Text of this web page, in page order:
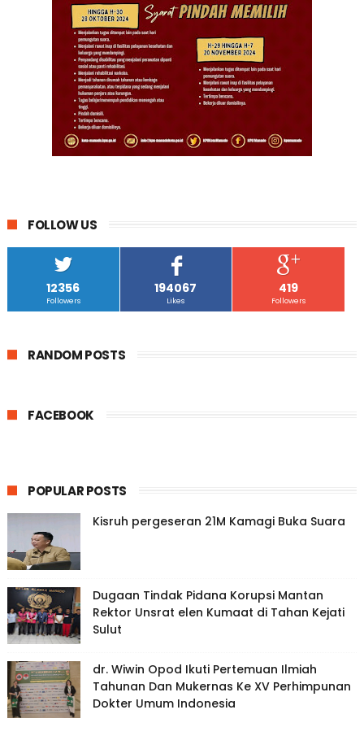
FOLLOW US
12356
Followers
194067
Likes
419
Followers
RANDOM POSTS
FACEBOOK
POPULAR POSTS
Kisruh pergeseran 21M Kamagi Buka Suara
Dugaan Tindak Pidana Korupsi Mantan
Rektor Unsrat elen Kumaat di Tahan Kejati
Sulut
dr. Wiwin Opod Ikuti Pertemuan Ilmiah
Tahunan Dan Mukernas Ke XV Perhimpunan
Dokter Umum Indonesia